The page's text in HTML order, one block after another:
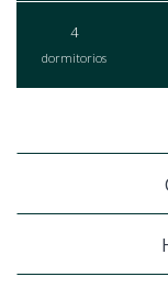
4
dormitorios